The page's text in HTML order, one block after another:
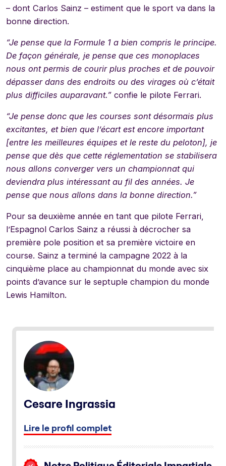
– dont Carlos Sainz – estiment que le sport va dans la
bonne direction.
“Je pense que la Formule 1 a bien compris le principe.
De façon générale, je pense que ces monoplaces
nous ont permis de courir plus proches et de pouvoir
dépasser dans des endroits ou des virages où c’était
plus difficiles auparavant.” confie le pilote Ferrari.
“Je pense donc que les courses sont désormais plus
excitantes, et bien que l’écart est encore important
[entre les meilleures équipes et le reste du peloton], je
pense que dès que cette réglementation se stabilisera
nous allons converger vers un championnat qui
deviendra plus intéressant au fil des années. Je
pense que nous allons dans la bonne direction.”
Pour sa deuxième année en tant que pilote Ferrari,
l’Espagnol Carlos Sainz a réussi à décrocher sa
première pole position et sa première victoire en
course. Sainz a terminé la campagne 2022 à la
cinquième place au championnat du monde avec six
points d’avance sur le septuple champion du monde
Lewis Hamilton.
Cesare Ingrassia
Lire le profil complet